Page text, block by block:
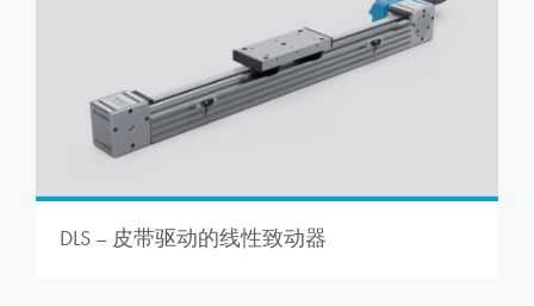
DLS – 皮带驱动的线性致动器